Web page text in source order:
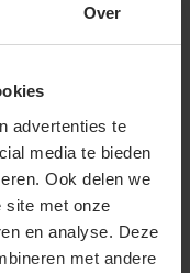
Over
advertenties te
media te bieden
Ook delen we
site met onze
en analyse. Deze
met andere